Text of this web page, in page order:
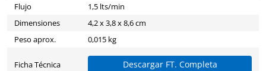
Flujo
1,5 lts/min
Dimensiones
4,2 x 3,8 x 8,6 cm
Peso aprox.
0,015 kg
Ficha Técnica Descargar FT. Completa